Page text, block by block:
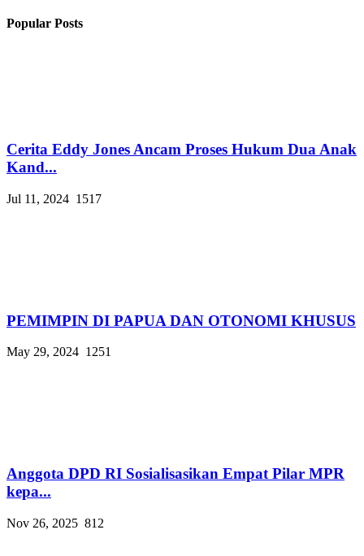
Popular Posts
Cerita Eddy Jones Ancam Proses Hukum Dua Anak
Kand...
Jul 11, 2024 1517
PEMIMPIN DI PAPUA DAN OTONOMI KHUSUS
May 29, 2024 1251
Anggota DPD RI Sosialisasikan Empat Pilar MPR
kepa...
Nov 26, 2025 812